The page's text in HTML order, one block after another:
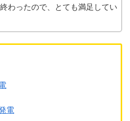
わったので、とても満足してい
電